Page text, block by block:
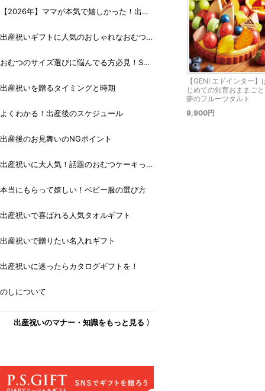
【GENI エドインター】
じめての知育おまま
夢のフルーツタルト
9,900円
【2026年】ママが本気で嬉しかった！出産
出産祝いギフトに人気のおしゃれなおむつケ
おむつのサイズ選びに悩んでる方必見！Sサ
出産祝いを贈るタイミングと時期
よくわかる！出産後のスケジュール
出産後のお見舞いのNGポイント
出産祝いに大人気！話題のおむつケーキっ
本当にもらって嬉しい！ベビー服の選び方
出産祝いで喜ばれる人気タオルギフト
出産祝いで贈りたい名入れギフト
出産祝いに迷ったらカタログギフトを！
のしについて
出産祝いのマナー・知識をもっと見る 〉